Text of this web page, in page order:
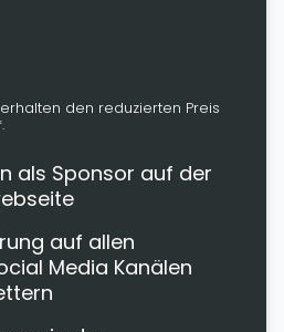
den reduzierten Preis
als Sponsor auf der
auf allen
Media Kanälen